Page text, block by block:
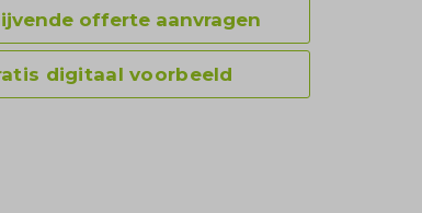
offerte aanvragen
digitaal voorbeeld